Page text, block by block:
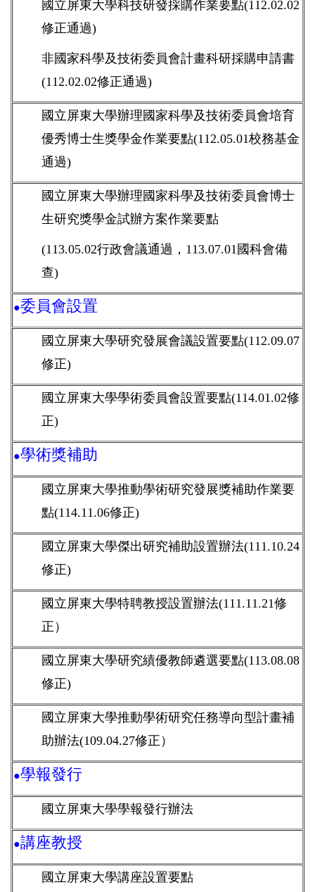
國立屏東大學科技研發採購作業要點(112.02.02
修正通過)
非國家科學及技術委員會計畫科研採購申請書
(112.02.02修正通過)
國立屏東大學辦理國家科學及技術委員會培育
優秀博士生獎學金作業要點(112.05.01校務基金
通過)
國立屏東大學辦理國家科學及技術委員會博士
生研究獎學金試辦方案作業要點
(113.05.02行政會議通過，113.07.01國科會備
查)
●委員會設置
國立屏東大學研究發展會議設置要點(112.09.07
修正)
國立屏東大學學術委員會設置要點(114.01.02修
正)
●學術獎補助
國立屏東大學推動學術研究發展獎補助作業要
點(114.11.06修正)
國立屏東大學傑出研究補助設置辦法(111.10.24
修正)
國立屏東大學特聘教授設置辦法(111.11.21修
正）
國立屏東大學研究績優教師遴選要點(113.08.08
修正)
國立屏東大學推動學術研究任務導向型計畫補
助辦法(109.04.27修正）
●學報發行
國立屏東大學學報發行辦法
●講座教授
國立屏東大學講座設置要點